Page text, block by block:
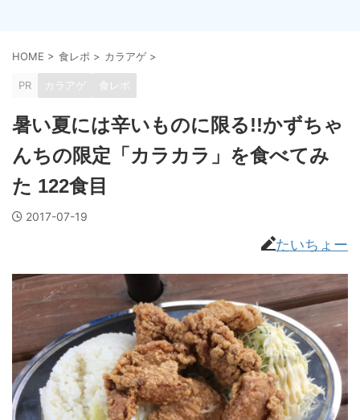
HOME > 食レポ > カラアゲ >
PR カラアゲ 食レポ
暑い夏には辛いものに限る!!かずちゃ
んちの限定「カラカラ」を食べてみ
た 122食目
2017-07-19
たいちょー